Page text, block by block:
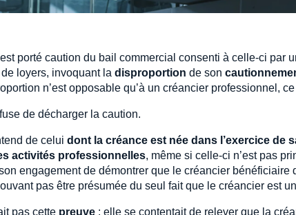
porté caution du bail commercial consenti à celle-ci par
loyers, invoquant la disproportion de son
n’est opposable qu’à un créancier professionnel, ce
de décharger la caution.
de celui dont la créance est née dans l’exercice de
activités professionnelles, même si celle-ci n’est pas
engagement de démontrer que le créancier bénéficiaire
pas être présumée du seul fait que le créancier est
pas cette preuve : elle se contentait de relever que la